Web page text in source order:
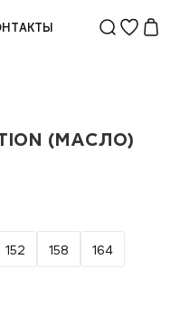
(МАСЛО)
152 158 164